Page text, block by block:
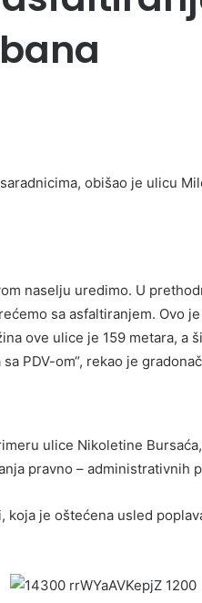
obišao je ulicu
naselju uredimo. U
sa asfaltiranjem. Ovo
ove ulice je 159 metara, a
PDV-om“, rekao je
ulice Nikoletine
pravno – administrativnih
je oštećena usled